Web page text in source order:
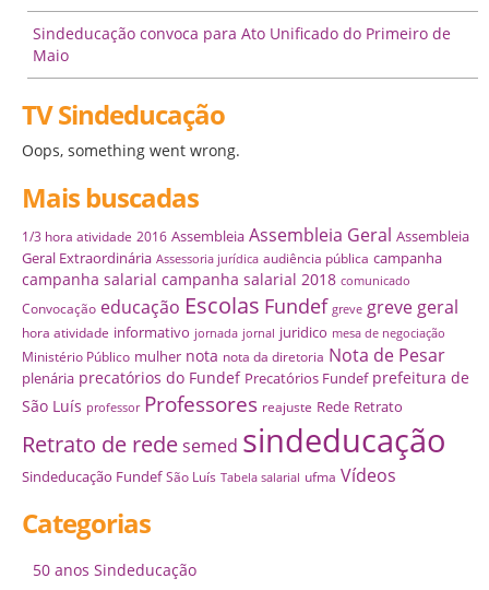
Sindeducação convoca para Ato Unificado do Primeiro de
Maio
TV Sindeducação
Oops, something went wrong.
Mais buscadas
1/3 hora atividade 2016 Assembleia Assembleia Geral Assembleia
Geral Extraordinária Assessoria jurídica audiência pública campanha
campanha salarial campanha salarial 2018 comunicado
Convocação educação Escolas Fundef greve greve geral
hora atividade informativo jornada jornal juridico mesa de negociação
Ministério Público mulher nota nota da diretoria Nota de Pesar
plenária precatórios do Fundef Precatórios Fundef prefeitura de
São Luís professor Professores reajuste Rede Retrato
Retrato de redesemed sindeducação
Sindeducação Fundef São Luís Tabela salarial ufma Vídeos
Categorias
50 anos Sindeducação